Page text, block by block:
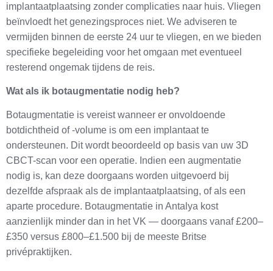
implantaatplaatsing zonder complicaties naar huis. Vliegen
beïnvloedt het genezingsproces niet. We adviseren te
vermijden binnen de eerste 24 uur te vliegen, en we bieden
specifieke begeleiding voor het omgaan met eventueel
resterend ongemak tijdens de reis.
Wat als ik botaugmentatie nodig heb?
Botaugmentatie is vereist wanneer er onvoldoende
botdichtheid of -volume is om een implantaat te
ondersteunen. Dit wordt beoordeeld op basis van uw 3D
CBCT-scan voor een operatie. Indien een augmentatie
nodig is, kan deze doorgaans worden uitgevoerd bij
dezelfde afspraak als de implantaatplaatsing, of als een
aparte procedure. Botaugmentatie in Antalya kost
aanzienlijk minder dan in het VK — doorgaans vanaf £200–
£350 versus £800–£1.500 bij de meeste Britse
privépraktijken.